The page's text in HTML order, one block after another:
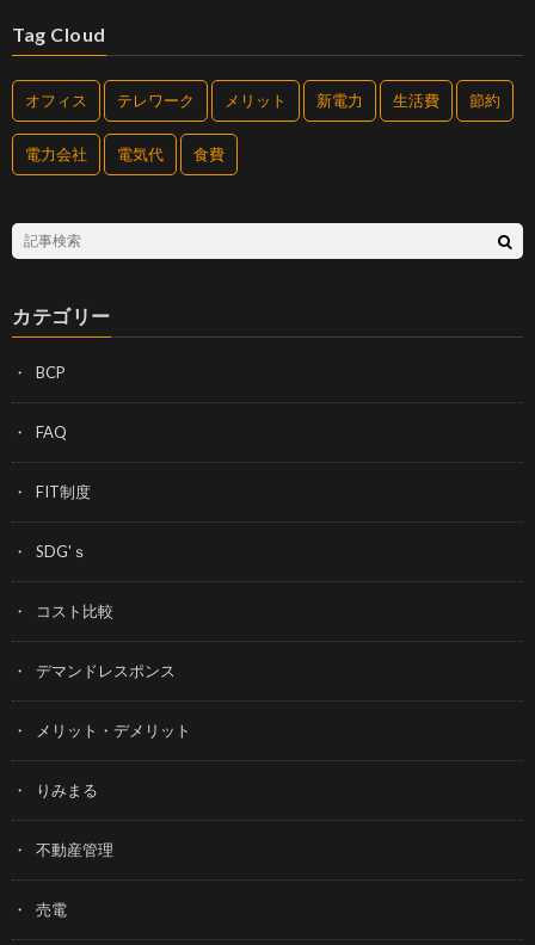
Tag Cloud
オフィス テレワーク メリット 新電力 生活費 節約
電力会社 電気代 食費
カテゴリー
BCP
FAQ
FIT制度
SDG'ｓ
コスト比較
デマンドレスポンス
メリット・デメリット
りみまる
不動産管理
売電